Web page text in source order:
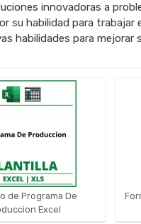
innovadoras a
su habilidad para trabajar
habilidades para mejorar
de Programa De
Excel